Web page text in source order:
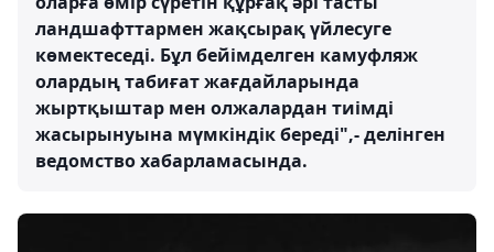
ландшафттармен жақсырақ үйлесуге
көмектеседі. Бұл бейімделген камуфляж
олардың табиғат жағдайларында
жыртқыштар мен олжалардан тиімді
жасырынуына мүмкіндік береді",- делінген
ведомство хабарламасында.